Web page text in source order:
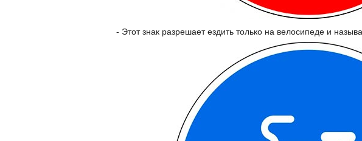
- Этот знак разрешает ездить только на велосипеде и